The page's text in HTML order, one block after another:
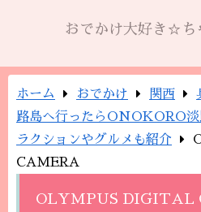
おでかけ大好き☆ち
ホーム おでかけ 関西
路島へ行ったらONOKORO淡
ラクションやグルメも紹介
CAMERA
OLYMPUS DIGITAL